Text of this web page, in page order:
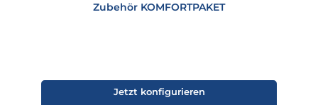
Zubehör KOMFORTPAKET
Jetzt konfigurieren